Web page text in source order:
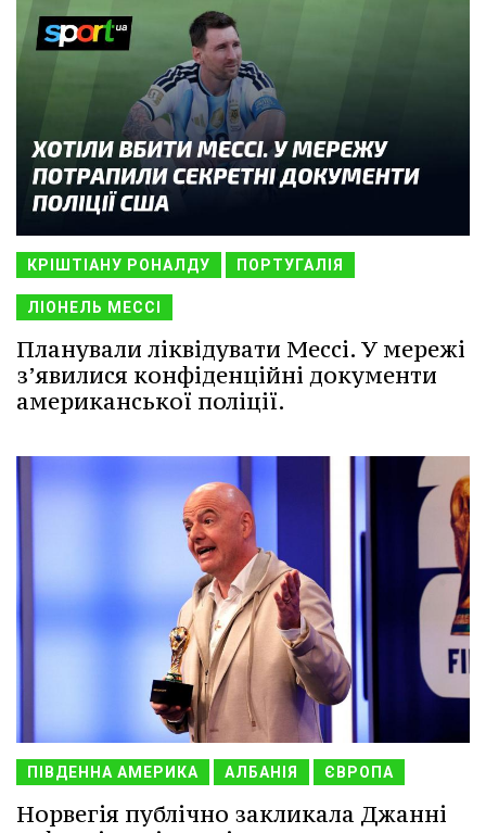
КРІШТІАНУ РОНАЛДУ ПОРТУГАЛІЯ
ЛІОНЕЛЬ МЕССІ
Планували ліквідувати Мессі. У мережі
з’явилися конфіденційні документи
американської поліції.
ПІВДЕННА АМЕРИКА АЛБАНІЯ ЄВРОПА
Норвегія публічно закликала Джанні